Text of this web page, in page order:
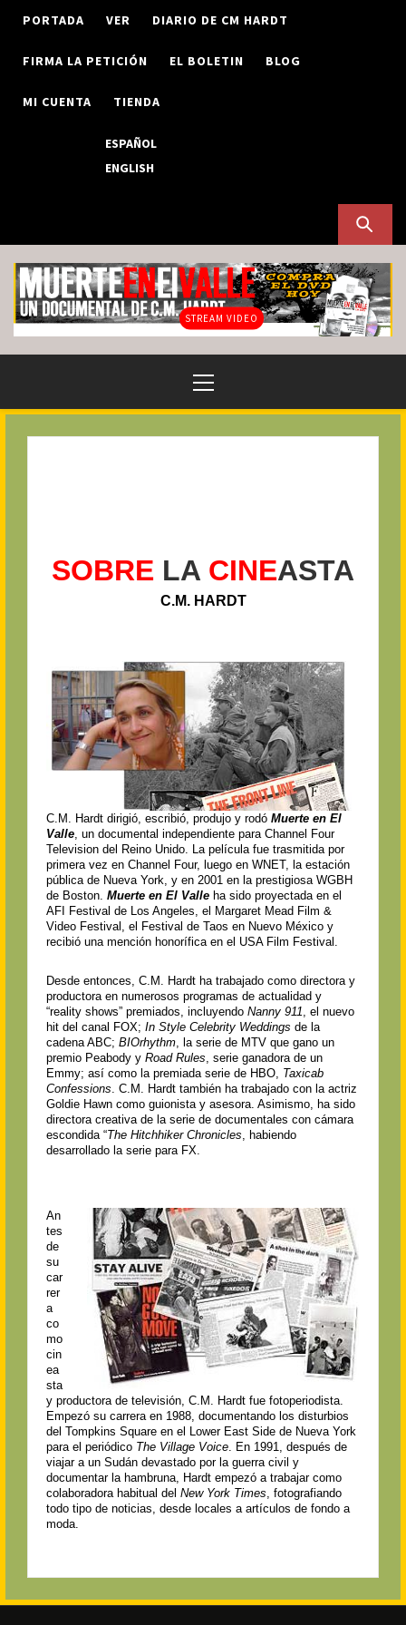
Skip
content
PORTADA VER DIARIO DE CM HARDT
FIRMA LA PETICIÓN EL BOLETIN BLOG
MI CUENTA TIENDA
ESPAÑOL
ENGLISH
STREAM VIDEO
Menu
SOBRE LA CINEASTA
C.M. HARDT
C.M. Hardt dirigió, escribió, produjo y rodó Muerte en El
Valle, un documental independiente para Channel Four
Television del Reino Unido. La película fue trasmitida por
primera vez en Channel Four, luego en WNET, la estación
pública de Nueva York, y en 2001 en la prestigiosa WGBH
de Boston. Muerte en El Valle ha sido proyectada en el
AFI Festival de Los Angeles, el Margaret Mead Film &
Video Festival, el Festival de Taos en Nuevo México y
recibió una mención honorífica en el USA Film Festival.
Desde entonces, C.M. Hardt ha trabajado como directora y
productora en numerosos programas de actualidad y
“reality shows” premiados, incluyendo Nanny 911 , el nuevo
hit del canal FOX; In Style Celebrity Weddings de la
cadena ABC; BIOrhythm , la serie de MTV que gano un
premio Peabody y Road Rules , serie ganadora de un
Emmy; así como la premiada serie de HBO, Taxicab
Confessions . C.M. Hardt también ha trabajado con la actriz
Goldie Hawn como guionista y asesora. Asimismo, ha sido
directora creativa de la serie de documentales con cámara
escondida “The Hitchhiker Chronicles , habiendo
desarrollado la serie para FX.
An
tes
de
su
car
rer
a
co
mo
cin
ea
sta
y productora de televisión, C.M. Hardt fue fotoperiodista.
Empezó su carrera en 1988, documentando los disturbios
del Tompkins Square en el Lower East Side de Nueva York
para el periódico The Village Voice. En 1991, después de
viajar a un Sudán devastado por la guerra civil y
documentar la hambruna, Hardt empezó a trabajar como
colaboradora habitual del New York Times, fotografiando
todo tipo de noticias, desde locales a artículos de fondo a
moda.